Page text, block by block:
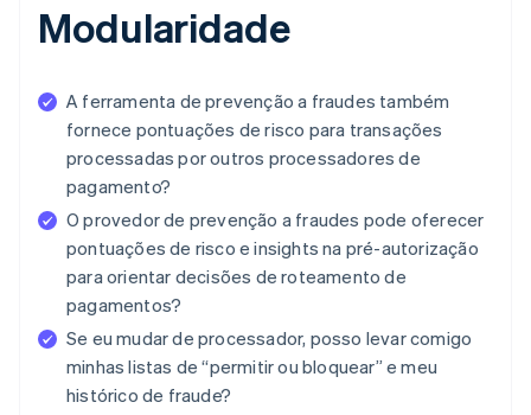
Modularidade
A ferramenta de prevenção a fraudes também
fornece pontuações de risco para transações
processadas por outros processadores de
pagamento?
O provedor de prevenção a fraudes pode oferecer
pontuações de risco e insights na pré-autorização
para orientar decisões de roteamento de
pagamentos?
Se eu mudar de processador, posso levar comigo
minhas listas de “permitir ou bloquear” e meu
histórico de fraude?